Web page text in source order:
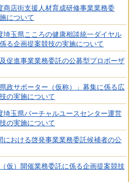
商店街支援人材育成研修事業業務委
について
埼玉県こころの健康相談統一ダイヤル
る企画提案競技の実施について
促進事業業務委託の公募型プロポーザ
政サポーター（仮称）」募集に係る広
の実施について
埼玉県バーチャルユースセンター運営
の実施について
における啓発事業業務委託候補者の公
仮）開催業務委託に係る企画提案競技